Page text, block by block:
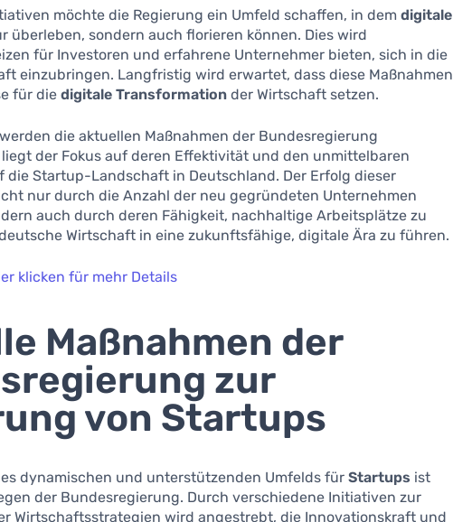
möchte die Regierung ein Umfeld schaffen, in demdigitale
überleben, sondern auch florieren können. Dies wird
für Investoren und erfahrene Unternehmer bieten, sich in die
einzubringen. Langfristig wird erwartet, dass diese Maßnahmen
für diedigitale Transformation der Wirtschaft setzen.
die aktuellen Maßnahmen der Bundesregierung
der Fokus auf deren Effektivität und den unmittelbaren
die Startup-Landschaft in Deutschland. Der Erfolg dieser
nur durch die Anzahl der neu gegründeten Unternehmen
auch durch deren Fähigkeit, nachhaltige Arbeitsplätze zu
Wirtschaft in eine zukunftsfähige, digitale Ära zu führen.
klicken für mehr Details
Maßnahmen der
zur
von Startups
dynamischen und unterstützenden Umfelds fürStartups ist
der Bundesregierung. Durch verschiedene Initiativen zur
Wirtschaftsstrategien wird angestrebt, die Innovationskraft und